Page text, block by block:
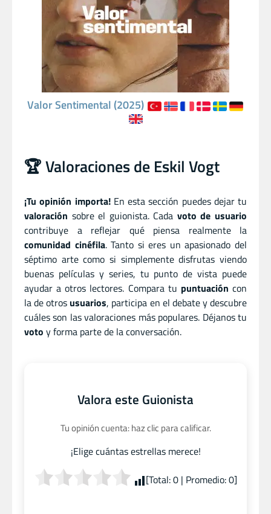
Valor Sentimental (2025)
🏆 Valoraciones de Eskil Vogt
¡Tu opinión importa!En esta sección puedes dejar tu
valoración sobre el guionista. Cada voto de usuario
contribuye a reflejar qué piensa realmente la
comunidad cinéfila. Tanto si eres un apasionado del
séptimo arte como si simplemente disfrutas viendo
buenas películas y series, tu punto de vista puede
ayudar a otros lectores. Compara tu puntuación con
la de otros usuarios, participa en el debate y descubre
cuáles son las valoraciones más populares. Déjanos tu
voto y forma parte de la conversación.
Valora este Guionista
Tu opinión cuenta: haz clic para calificar.
¡Elige cuántas estrellas merece!
[Total:0| Promedio:0]